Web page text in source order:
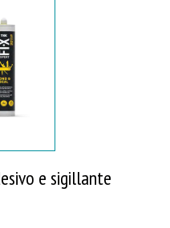
e sigillante